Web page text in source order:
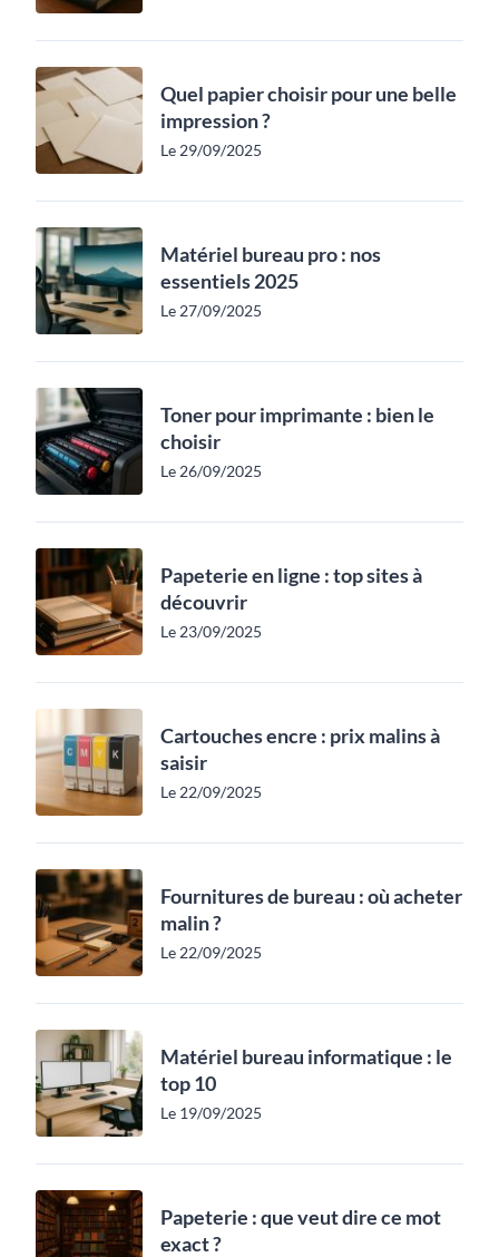
Quel papier choisir pour une belle
impression ?
Le 29/09/2025
Matériel bureau pro : nos
essentiels 2025
Le 27/09/2025
Toner pour imprimante : bien le
choisir
Le 26/09/2025
Papeterie en ligne : top sites à
découvrir
Le 23/09/2025
Cartouches encre : prix malins à
saisir
Le 22/09/2025
Fournitures de bureau : où acheter
malin ?
Le 22/09/2025
Matériel bureau informatique : le
top 10
Le 19/09/2025
Papeterie : que veut dire ce mot
exact ?